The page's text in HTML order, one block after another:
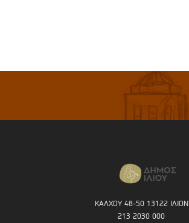
ΚΑΛΧΟΥ 48-50 13122 ΙΛΙΟΝ
213 2030 000